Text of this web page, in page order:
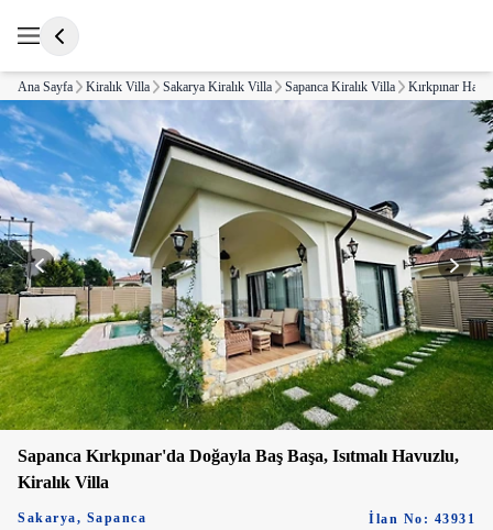
Ana Sayfa Kiralık Villa Sakarya Kiralık Villa Sapanca Kiralık Villa Kırkpınar
Sapanca Kırkpınar'da Doğayla Baş Başa, Isıtmalı Havuzlu,
Kiralık Villa
Sakarya, Sapanca İlan No: 43931